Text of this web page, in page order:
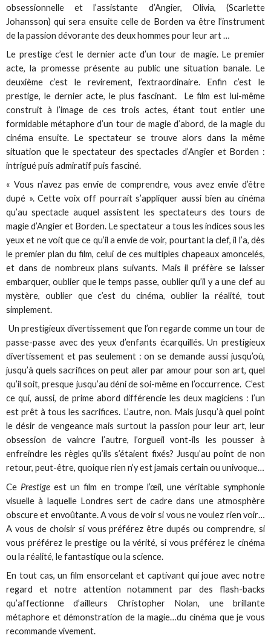
obsessionnelle et l’assistante d’Angier, Olivia, (Scarlette
Johansson) qui sera ensuite celle de Borden va être l’instrument
de la passion dévorante des deux hommes pour leur art …
Le prestige c’est le dernier acte d’un tour de magie. Le premier
acte, la promesse présente au public une situation banale. Le
deuxième c’est le revirement, l’extraordinaire. Enfin c’est le
prestige, le dernier acte, le plus fascinant. Le film est lui-même
construit à l’image de ces trois actes, étant tout entier une
formidable métaphore d’un tour de magie d’abord, de la magie du
cinéma ensuite. Le spectateur se trouve alors dans la même
situation que le spectateur des spectacles d’Angier et Borden :
intrigué puis admiratif puis fasciné.
« Vous n’avez pas envie de comprendre, vous avez envie d’être
dupé ». Cette voix off pourrait s’appliquer aussi bien au cinéma
qu’au spectacle auquel assistent les spectateurs des tours de
magie d’Angier et Borden. Le spectateur a tous les indices sous les
yeux et ne voit que ce qu’il a envie de voir, pourtant la clef, il l’a, dès
le premier plan du film, celui de ces multiples chapeaux amoncelés,
et dans de nombreux plans suivants. Mais il préfère se laisser
embarquer, oublier que le temps passe, oublier qu’il y a une clef au
mystère, oublier que c’est du cinéma, oublier la réalité, tout
simplement.
Un prestigieux divertissement que l’on regarde comme un tour de
passe-passe avec des yeux d’enfants écarquillés. Un prestigieux
divertissement et pas seulement : on se demande aussi jusqu’où,
jusqu’à quels sacrifices on peut aller par amour pour son art, quel
qu’il soit, presque jusqu’au déni de soi-même en l’occurrence. C’est
ce qui, aussi, de prime abord différencie les deux magiciens : l’un
est prêt à tous les sacrifices. L’autre, non. Mais jusqu’à quel point
le désir de vengeance mais surtout la passion pour leur art, leur
obsession de vaincre l’autre, l’orgueil vont-ils les pousser à
enfreindre les règles qu’ils s’étaient fixés? Jusqu’au point de non
retour, peut-être, quoique rien n’y est jamais certain ou univoque…
Ce Prestige est un film en trompe l’œil, une véritable symphonie
visuelle à laquelle Londres sert de cadre dans une atmosphère
obscure et envoûtante. A vous de voir si vous ne voulez rien voir…
A vous de choisir si vous préférez être dupés ou comprendre, si
vous préférez le prestige ou la vérité, si vous préférez le cinéma
ou la réalité, le fantastique ou la science.
En tout cas, un film ensorcelant et captivant qui joue avec notre
regard et notre attention notamment par des flash-backs
qu’affectionne d’ailleurs Christopher Nolan, une brillante
métaphore et démonstration de la magie…du cinéma que je vous
recommande vivement.